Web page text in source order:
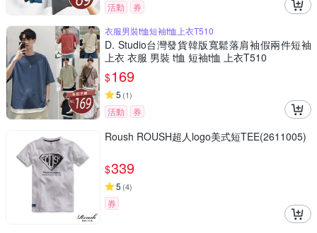
活動
券
衣服男裝t恤短袖t恤上衣T510
D. Studio台灣發貨韓版寬鬆落肩袖假兩件短袖
上衣 衣服 男裝 t恤 短袖t恤 上衣T510
$169
5 (1)
活動 券
Roush ROUSH超人logo美式短TEE(2611005)
$339
5 (4)
券